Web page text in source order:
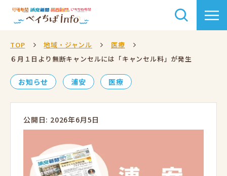
TOP 地域・ジャンル
医療
６月１日より無断キャンセルには「キャンセル料」が発生
お知らせ 浦安 医療
公開日: 2026年6月5日